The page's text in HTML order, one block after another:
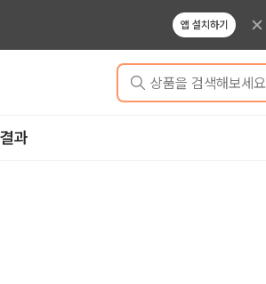
앱 설치하기
상품을 검색해보세요
과